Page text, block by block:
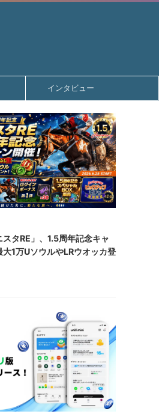
インタビュー
タRE」、1.5周年記念キャ
1万UソウルやLRウオッカ登